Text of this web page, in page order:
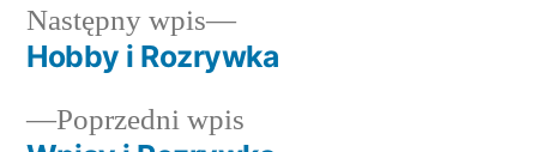
Nawigacja
wpisu
Poprzedni wpis
Następny wpis
Następny
wpis:
Hobby i Rozrywka